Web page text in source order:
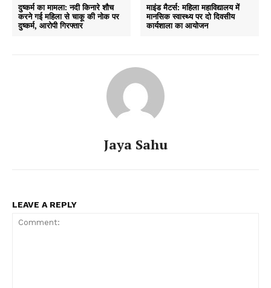
दुष्कर्म का मामला: नदी किनारे शौच
करने गई महिला से चाकू की नोक पर
दुष्कर्म, आरोपी गिरफ्तार
माइंड मैटर्स: महिला महाविद्यालय में
मानसिक स्वास्थ्य पर दो दिवसीय
कार्यशाला का आयोजन
Jaya Sahu
LEAVE A REPLY